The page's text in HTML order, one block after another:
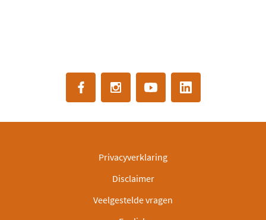
Privacyverklaring
Disclaimer
Veelgestelde vragen